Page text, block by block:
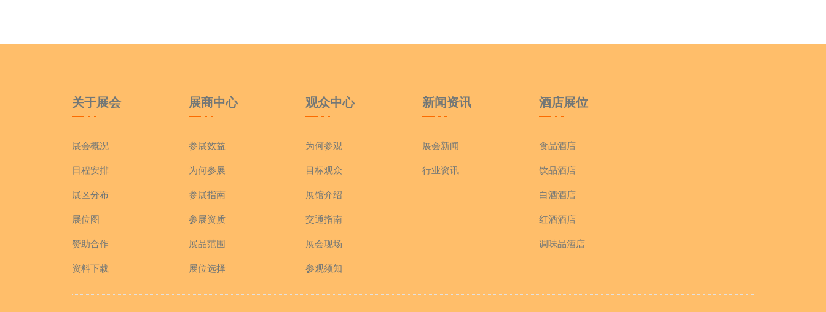
关于展会
展会概况
日程安排
展区分布
展位图
赞助合作
资料下载
展商中心
参展效益
为何参展
参展指南
参展资质
展品范围
展位选择
观众中心
为何参观
目标观众
展馆介绍
交通指南
展会现场
参观须知
新闻资讯
展会新闻
行业资讯
酒店展位
食品酒店
饮品酒店
白酒酒店
红酒酒店
调味品酒店